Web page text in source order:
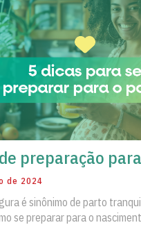
preparação
de 2024
é sinônimo de parto
se preparar para o